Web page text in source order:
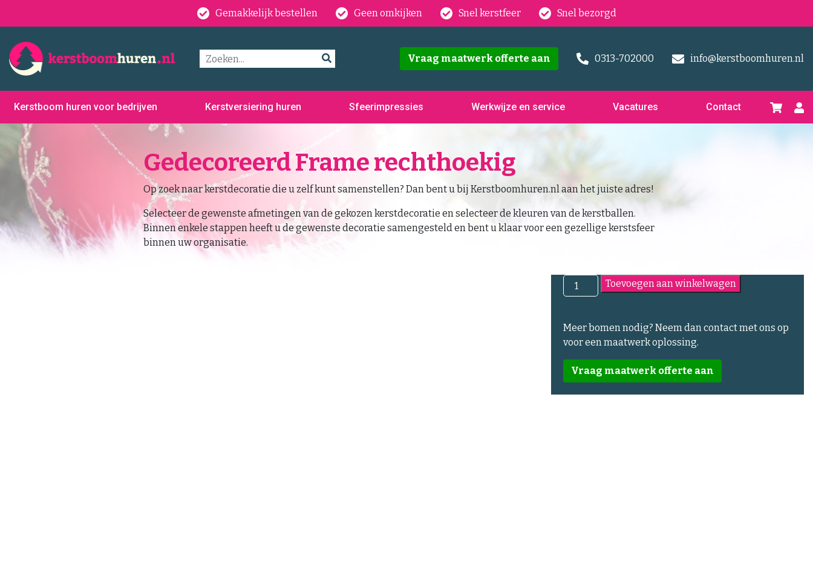
Gemakkelijk bestellen Geen omkijken Snel kerstfeer Snel bezorgd
Vraag maatwerk offerte aan 0313-702000 info@kerstboomhuren.nl
Kerstboom huren voor bedrijven Kerstversiering huren Sfeerimpressies Werkwijze en service Vacatures Contact
Gedecoreerd Frame rechthoekig
Op zoek naar kerstdecoratie die u zelf kunt samenstellen? Dan bent u bij Kerstboomhuren.nl aan het juiste adres!
Selecteer de gewenste afmetingen van de gekozen kerstdecoratie en selecteer de kleuren van de kerstballen.
Binnen enkele stappen heeft u de gewenste decoratie samengesteld en bent u klaar voor een gezellige kerstsfeer
binnen uw organisatie.
Gedecoreerd
Frame
aantal
Toevoegen aan winkelwagen
Meer bomen nodig? Neem dan contact met ons op
voor een maatwerk oplossing.
Vraag maatwerk offerte aan